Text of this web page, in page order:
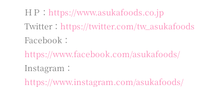
ＨＰ： https://www.asukafoods.co.jp
Twitter： https://twitter.com/tw_asukafoods
Facebook：
https://www.facebook.com/asukafoods/
Instagram：
https://www.instagram.com/asukafoods/